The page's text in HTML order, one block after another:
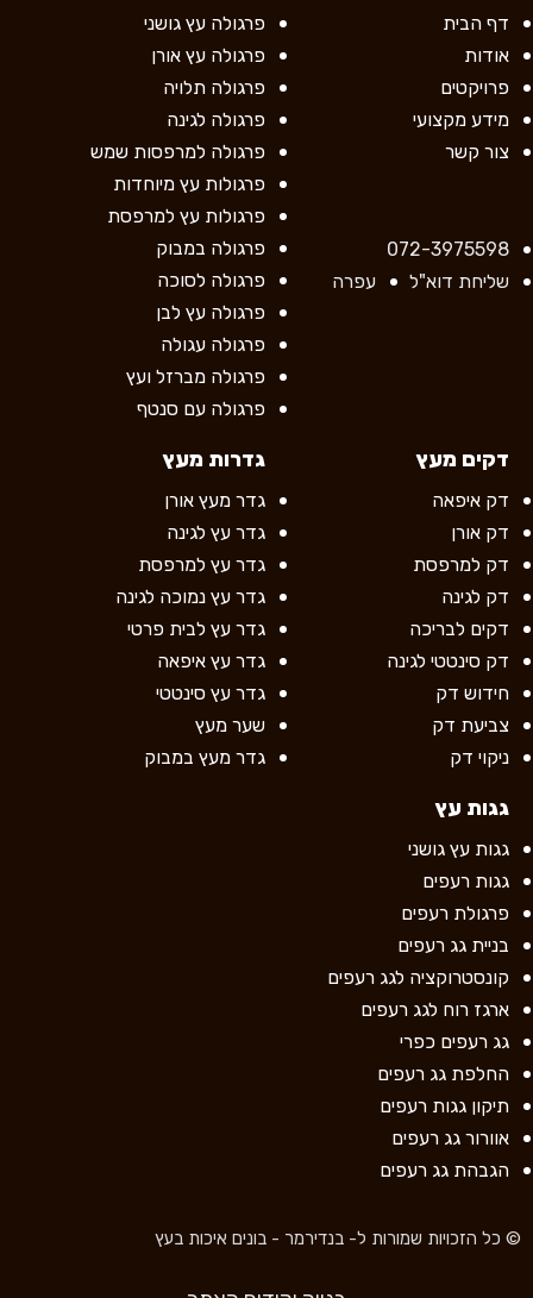
דף הבית
אודות
פרויקטים
מידע מקצועי
צור קשר
072-3975598
שליחת דוא"ל
עפרה
פרגולה עץ גושני
פרגולה עץ אורן
פרגולה תלויה
פרגולה לגינה
פרגולה למרפסות שמש
פרגולות עץ מיוחדות
פרגולות עץ למרפסת
פרגולה במבוק
פרגולה לסוכה
פרגולה עץ לבן
פרגולה עגולה
פרגולה מברזל ועץ
פרגולה עם סנטף
דקים מעץ
דק איפאה
דק אורן
דק למרפסת
דק לגינה
דקים לבריכה
דק סינטטי לגינה
חידוש דק
צביעת דק
ניקוי דק
גדרות מעץ
גדר מעץ אורן
גדר עץ לגינה
גדר עץ למרפסת
גדר עץ נמוכה לגינה
גדר עץ לבית פרטי
גדר עץ איפאה
גדר עץ סינטטי
שער מעץ
גדר מעץ במבוק
גגות עץ
גגות עץ גושני
גגות רעפים
פרגולת רעפים
בניית גג רעפים
קונסטרוקציה לגג רעפים
ארגז רוח לגג רעפים
גג רעפים כפרי
החלפת גג רעפים
תיקון גגות רעפים
אוורור גג רעפים
הגבהת גג רעפים
© כל הזכויות שמורות ל- בנדירמר - בונים איכות בעץ